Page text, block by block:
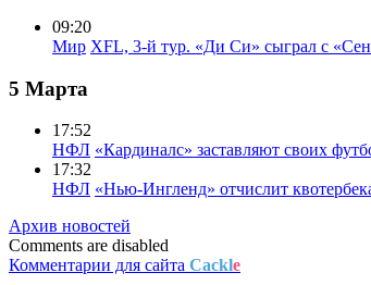
09:20
Мир XFL, 3-й тур. «Ди Си» сыграл с
5 Марта
17:52
НФЛ «Кардиналс» заставляют своих
17:32
НФЛ «Нью-Ингленд» отчислит
Архив новостей
Comments are disabled
Комментарии для сайта Cackle